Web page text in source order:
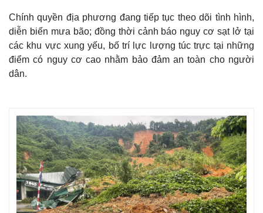
Chính quyền địa phương đang tiếp tục theo dõi tình hình,
diễn biến mưa bão; đồng thời cảnh báo nguy cơ sạt lở tại
các khu vực xung yếu, bố trí lực lượng túc trực tại những
điểm có nguy cơ cao nhằm bảo đảm an toàn cho người
dân.